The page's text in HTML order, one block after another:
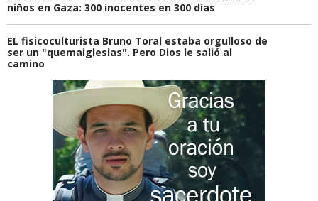
niños en Gaza: 300 inocentes en 300 días
EL fisicoculturista Bruno Toral estaba orgulloso de
ser un "quemaiglesias". Pero Dios le salió al
camino